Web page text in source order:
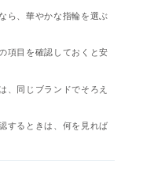
ら、華やかな指輪を選ぶ
項目を確認しておくと安
、同じブランドでそろえ
するときは、何を見れば